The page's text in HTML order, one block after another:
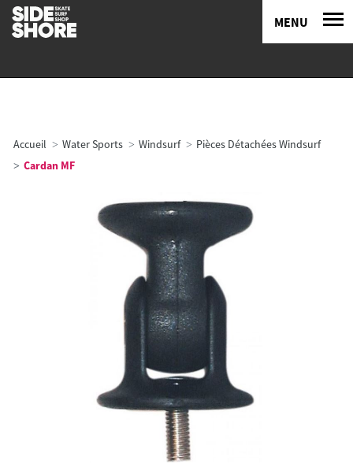
MENU
Accueil Water Sports Windsurf
Pièces Détachées Windsurf
Cardan MF